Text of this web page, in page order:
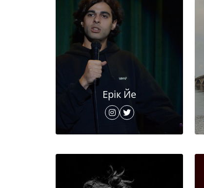
Ерік Йе